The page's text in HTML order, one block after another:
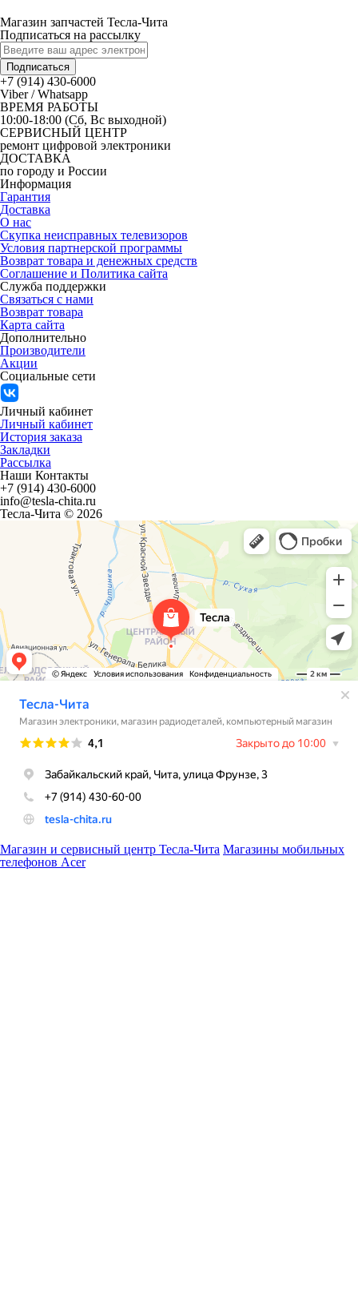
Магазин запчастей Тесла-Чита
Подписаться на рассылку
Подписаться
+7 (914) 430-6000
Viber / Whatsapp
ВРЕМЯ РАБОТЫ
10:00-18:00 (Сб, Вс выходной)
СЕРВИСНЫЙ ЦЕНТР
ремонт цифровой электроники
ДОСТАВКА
по городу и России
Информация
Гарантия
Доставка
О нас
Скупка неисправных телевизоров
Условия партнерской программы
Возврат товара и денежных средств
Соглашение и Политика сайта
Служба поддержки
Связаться с нами
Возврат товара
Карта сайта
Дополнительно
Производители
Акции
Социальные сети
Личный кабинет
Личный кабинет
История заказа
Закладки
Рассылка
Наши Контакты
+7 (914) 430-6000
info@tesla-chita.ru
Тесла-Чита © 2026
Магазин и сервисный центр Тесла-Чита Магазины мобильных
телефонов Acer